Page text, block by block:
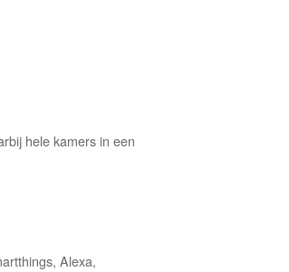
hele kamers in een
Alexa,